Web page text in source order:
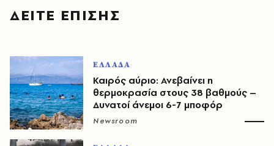
ΔΕΙΤΕ ΕΠΙΣΗΣ
ΕΛΛΑΔΑ
Καιρός αύριο: Ανεβαίνει η
θερμοκρασία στους 38 βαθμούς –
Δυνατοί άνεμοι 6-7 μποφόρ
Newsroom